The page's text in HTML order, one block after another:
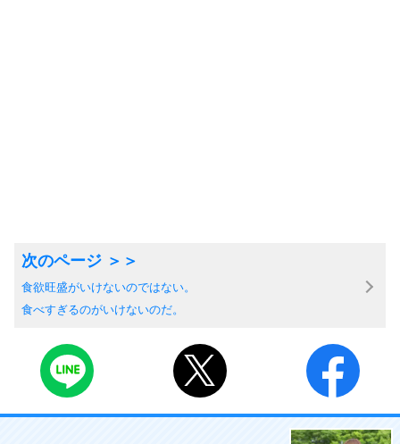
食欲旺盛がいけないのではない。
食べすぎるのがいけないのだ。